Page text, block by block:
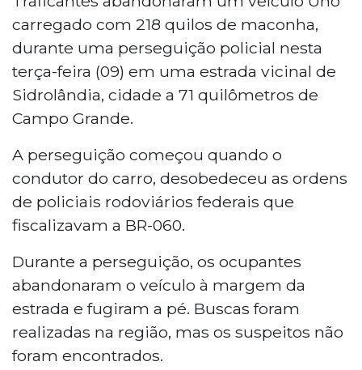
carregado com 218 quilos de maconha,
durante uma perseguição policial nesta
terça-feira (09) em uma estrada vicinal de
Sidrolândia, cidade a 71 quilômetros de
Campo Grande.
A perseguição começou quando o
condutor do carro, desobedeceu as ordens
de policiais rodoviários federais que
fiscalizavam a BR-060.
Durante a perseguição, os ocupantes
abandonaram o veículo à margem da
estrada e fugiram a pé. Buscas foram
realizadas na região, mas os suspeitos não
foram encontrados.